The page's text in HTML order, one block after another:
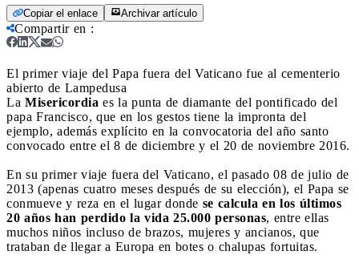
Copiar el enlace Archivar artículo
Compartir en :
El primer viaje del Papa fuera del Vaticano fue al cementerio
abierto de Lampedusa
La Misericordia es la punta de diamante del pontificado del
papa Francisco, que en los gestos tiene la impronta del
ejemplo, además explícito en la convocatoria del año santo
convocado entre el 8 de diciembre y el 20 de noviembre 2016.
En su primer viaje fuera del Vaticano, el pasado 08 de julio de
2013 (apenas cuatro meses después de su elección), el Papa se
conmueve y reza en el lugar donde se calcula en los últimos
20 años han perdido la vida 25.000 personas, entre ellas
muchos niños incluso de brazos, mujeres y ancianos, que
trataban de llegar a Europa en botes o chalupas fortuitas.